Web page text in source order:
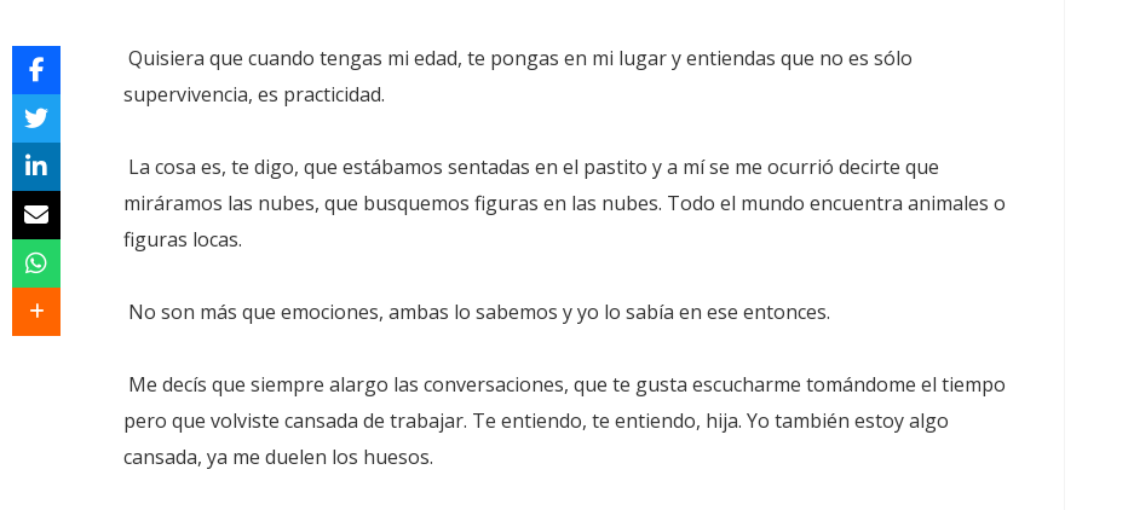
Quisiera que cuando tengas mi edad, te pongas en mi lugar y entiendas que no es sólo
supervivencia, es practicidad.
La cosa es, te digo, que estábamos sentadas en el pastito y a mí se me ocurrió decirte que
miráramos las nubes, que busquemos figuras en las nubes. Todo el mundo encuentra animales o
figuras locas.
No son más que emociones, ambas lo sabemos y yo lo sabía en ese entonces.
Me decís que siempre alargo las conversaciones, que te gusta escucharme tomándome el tiempo
pero que volviste cansada de trabajar. Te entiendo, te entiendo, hija. Yo también estoy algo
cansada, ya me duelen los huesos.